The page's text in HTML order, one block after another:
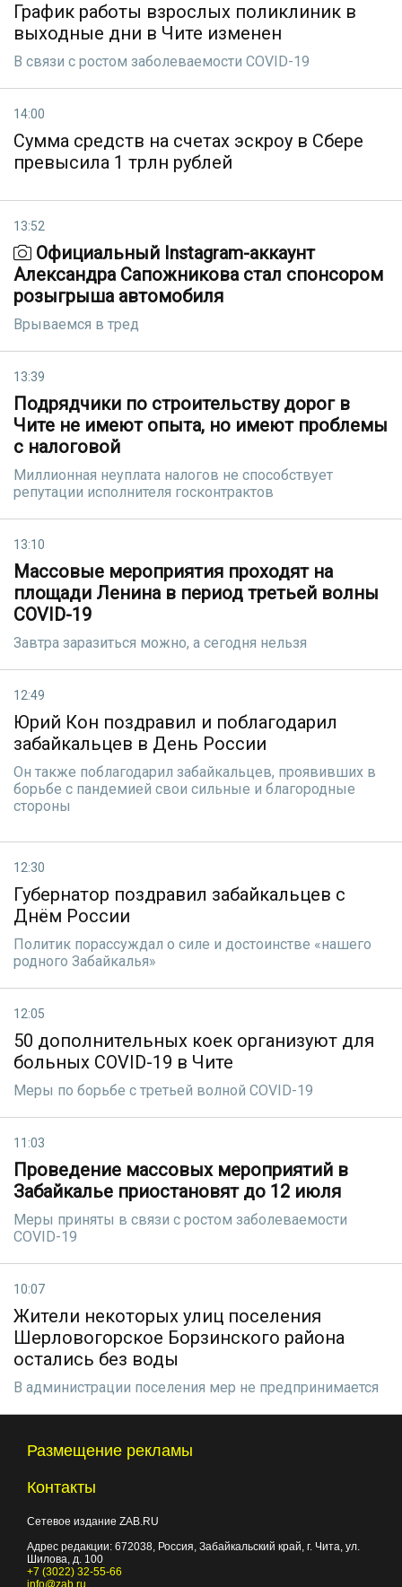
График работы взрослых поликлиник в
выходные дни в Чите изменен
В связи с ростом заболеваемости COVID-19
14:00
Сумма средств на счетах эскроу в Сбере
превысила 1 трлн рублей
13:52
Официальный Instagram-аккаунт
Александра Сапожникова стал спонсором
розыгрыша автомобиля
Врываемся в тред
13:39
Подрядчики по строительству дорог в
Чите не имеют опыта, но имеют проблемы
с налоговой
Миллионная неуплата налогов не способствует
репутации исполнителя госконтрактов
13:10
Массовые мероприятия проходят на
площади Ленина в период третьей волны
COVID-19
Завтра заразиться можно, а сегодня нельзя
12:49
Юрий Кон поздравил и поблагодарил
забайкальцев в День России
Он также поблагодарил забайкальцев, проявивших в
борьбе с пандемией свои сильные и благородные
стороны
12:30
Губернатор поздравил забайкальцев с
Днём России
Политик порассуждал о силе и достоинстве «нашего
родного Забайкалья»
12:05
50 дополнительных коек организуют для
больных COVID-19 в Чите
Меры по борьбе с третьей волной COVID-19
11:03
Проведение массовых мероприятий в
Забайкалье приостановят до 12 июля
Меры приняты в связи с ростом заболеваемости
COVID-19
10:07
Жители некоторых улиц поселения
Шерловогорское Борзинского района
остались без воды
В администрации поселения мер не предпринимается
Размещение рекламы
Контакты
Сетевое издание ZAB.RU
Адрес редакции: 672038, Россия, Забайкальский край, г. Чита, ул.
Шилова, д. 100
+7 (3022) 32-55-66
info@zab.ru